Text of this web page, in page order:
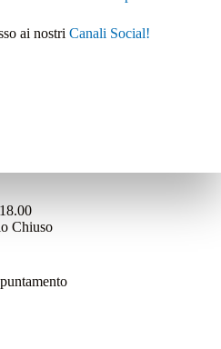
ai nostri Canali Social!
Chiuso